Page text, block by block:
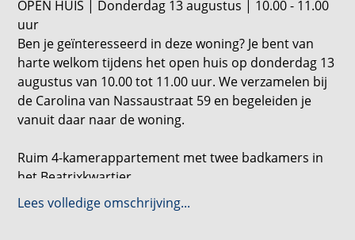
OPEN HUIS | Donderdag 13 augustus | 10.00 - 11.00
uur
Ben je geïnteresseerd in deze woning? Je bent van
harte welkom tijdens het open huis op donderdag 13
augustus van 10.00 tot 11.00 uur. We verzamelen bij
de Carolina van Nassaustraat 59 en begeleiden je
vanuit daar naar de woning.
Ruim 4-kamerappartement met twee badkamers in
het Beatrixkwartier
Dit royale 4-kamerappartement van circa 144 m² ligt
Lees volledige omschrijving...